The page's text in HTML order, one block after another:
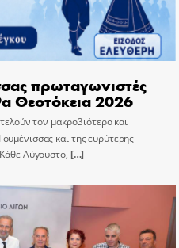
πρωταγωνιστές
Θεοτόκεια 2026
τον μακροβιότερο και
και της ευρύτερης
Αύγουστο, […]